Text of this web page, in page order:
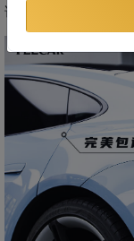
说已经足够使用了。